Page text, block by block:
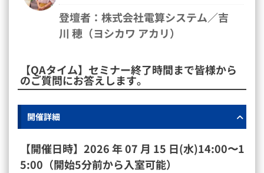
登壇者：株式会社電算システム／吉
川 穂（ヨシカワ アカリ）
【QAタイム】セミナー終了時間まで皆様から
のご質問にお答えします。
開催詳細
【開催日時】2026 年 07 月 15 日(水)14:00〜1
5:00 （開始5分前から入室可能）